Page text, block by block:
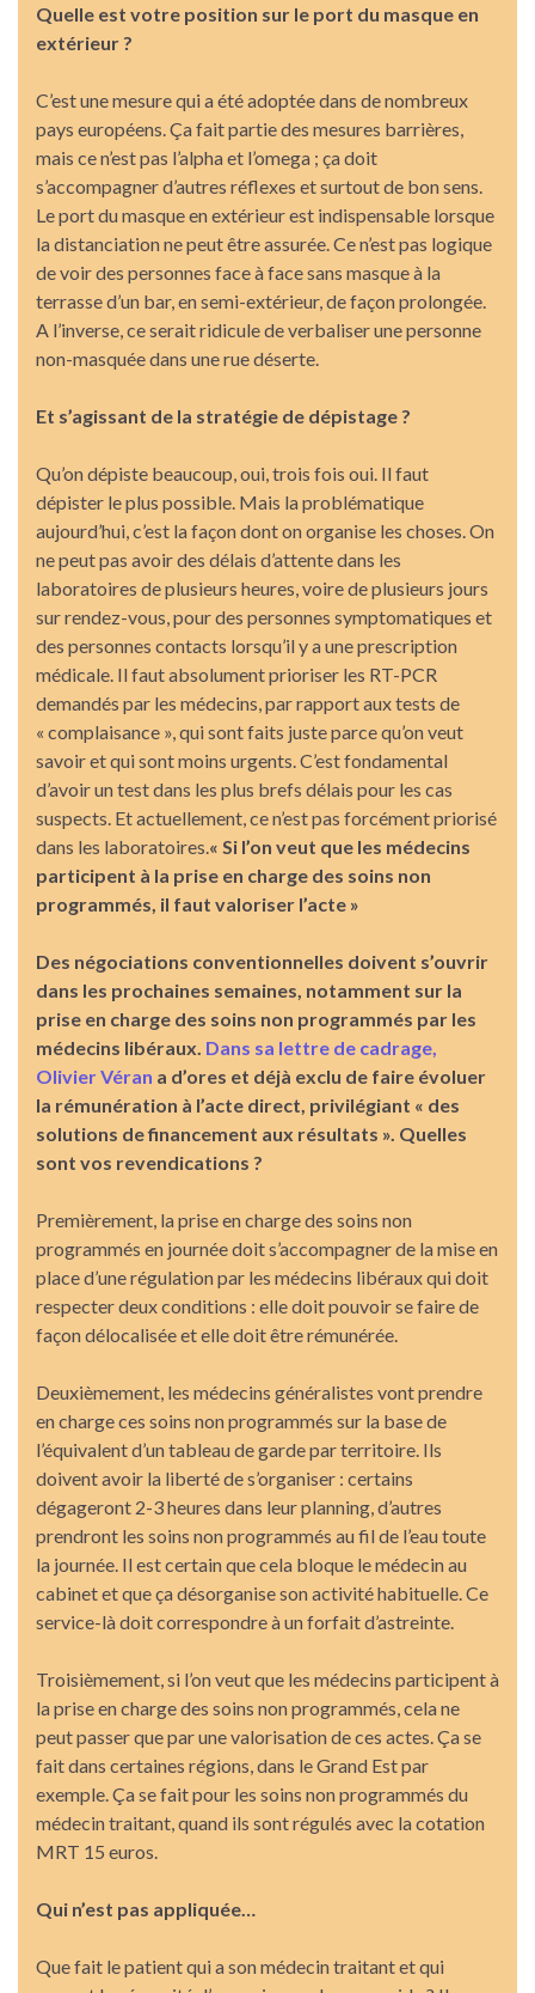
Quelle est votre position sur le port du masque en
extérieur ?
C’est une mesure qui a été adoptée dans de nombreux
pays européens. Ça fait partie des mesures barrières,
mais ce n’est pas l’alpha et l’omega ; ça doit
s’accompagner d’autres réflexes et surtout de bon sens.
Le port du masque en extérieur est indispensable lorsque
la distanciation ne peut être assurée. Ce n’est pas logique
de voir des personnes face à face sans masque à la
terrasse d’un bar, en semi-extérieur, de façon prolongée.
A l’inverse, ce serait ridicule de verbaliser une personne
non-masquée dans une rue déserte.
Et s’agissant de la stratégie de dépistage ?
Qu’on dépiste beaucoup, oui, trois fois oui. Il faut
dépister le plus possible. Mais la problématique
aujourd’hui, c’est la façon dont on organise les choses. On
ne peut pas avoir des délais d’attente dans les
laboratoires de plusieurs heures, voire de plusieurs jours
sur rendez-vous, pour des personnes symptomatiques et
des personnes contacts lorsqu’il y a une prescription
médicale. Il faut absolument prioriser les RT-PCR
demandés par les médecins, par rapport aux tests de
« complaisance », qui sont faits juste parce qu’on veut
savoir et qui sont moins urgents. C’est fondamental
d’avoir un test dans les plus brefs délais pour les cas
suspects. Et actuellement, ce n’est pas forcément priorisé
dans les laboratoires.« Si l’on veut que les médecins
participent à la prise en charge des soins non
programmés, il faut valoriser l’acte »
Des négociations conventionnelles doivent s’ouvrir
dans les prochaines semaines, notamment sur la
prise en charge des soins non programmés par les
médecins libéraux. Dans sa lettre de cadrage,
Olivier Véran a d’ores et déjà exclu de faire évoluer
la rémunération à l’acte direct, privilégiant « des
solutions de financement aux résultats ». Quelles
sont vos revendications ?
Premièrement, la prise en charge des soins non
programmés en journée doit s’accompagner de la mise en
place d’une régulation par les médecins libéraux qui doit
respecter deux conditions : elle doit pouvoir se faire de
façon délocalisée et elle doit être rémunérée.
Deuxièmement, les médecins généralistes vont prendre
en charge ces soins non programmés sur la base de
l’équivalent d’un tableau de garde par territoire. Ils
doivent avoir la liberté de s’organiser : certains
dégageront 2-3 heures dans leur planning, d’autres
prendront les soins non programmés au fil de l’eau toute
la journée. Il est certain que cela bloque le médecin au
cabinet et que ça désorganise son activité habituelle. Ce
service-là doit correspondre à un forfait d’astreinte.
Troisièmement, si l’on veut que les médecins participent à
la prise en charge des soins non programmés, cela ne
peut passer que par une valorisation de ces actes. Ça se
fait dans certaines régions, dans le Grand Est par
exemple. Ça se fait pour les soins non programmés du
médecin traitant, quand ils sont régulés avec la cotation
MRT 15 euros.
Qui n’est pas appliquée…
Que fait le patient qui a son médecin traitant et qui